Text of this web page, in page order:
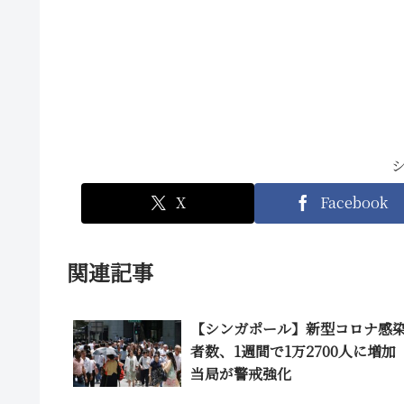
X
Facebook
関連記事
【シンガポール】新型コロナ感
者数、1週間で1万2700人に増加
当局が警戒強化